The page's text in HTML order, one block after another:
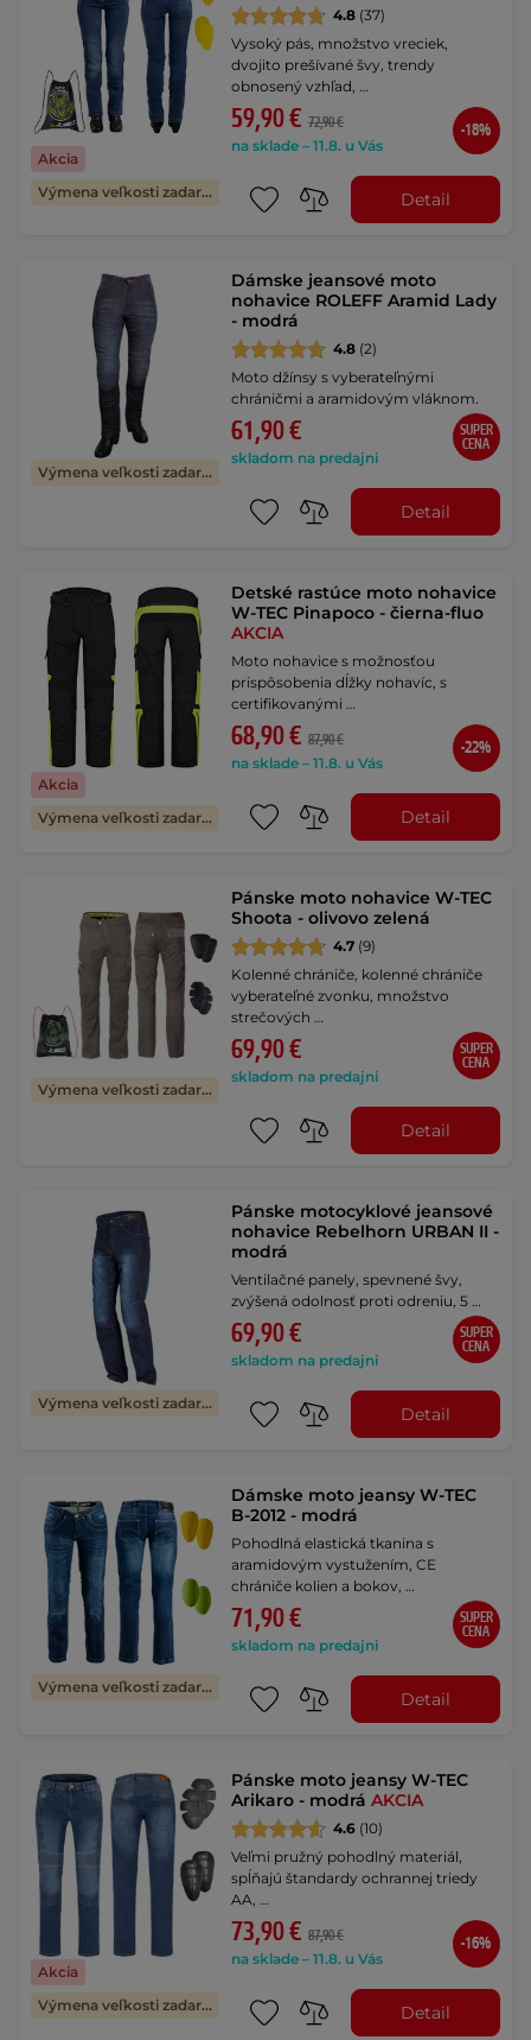
Akcia
Výmena veľkosti zadarmo
4.8 (37)
Vysoký pás, množstvo vreciek,
dvojito prešívané švy, trendy
obnosený vzhľad, …
59,90 € 72,90 €
na sklade – 11.8. u Vás
-18%
Detail
Výmena veľkosti zadarmo
Dámske jeansové moto
nohavice ROLEFF Aramid Lady
- modrá
4.8 (2)
Moto džínsy s vyberateľnými
chráničmi a aramidovým vláknom.
61,90 €
skladom na predajni
SUPER
CENA
Detail
Akcia
Výmena veľkosti zadarmo
Detské rastúce moto nohavice
W-TEC Pinapoco - čierna-fluo
AKCIA
Moto nohavice s možnosťou
prispôsobenia dĺžky nohavíc, s
certifikovanými …
68,90 € 87,90 €
na sklade – 11.8. u Vás
-22%
Detail
Výmena veľkosti zadarmo
Pánske moto nohavice W-TEC
Shoota - olivovo zelená
4.7 (9)
Kolenné chrániče, kolenné chrániče
vyberateľné zvonku, množstvo
strečových …
69,90 €
skladom na predajni
SUPER
CENA
Detail
Výmena veľkosti zadarmo
Pánske motocyklové jeansové
nohavice Rebelhorn URBAN II -
modrá
Ventilačné panely, spevnené švy,
zvýšená odolnosť proti odreniu, 5 …
69,90 €
skladom na predajni
SUPER
CENA
Detail
Výmena veľkosti zadarmo
Dámske moto jeansy W-TEC
B-2012 - modrá
Pohodlná elastická tkanina s
aramidovým vystužením, CE
chrániče kolien a bokov, …
71,90 €
skladom na predajni
SUPER
CENA
Detail
Akcia
Výmena veľkosti zadarmo
Pánske moto jeansy W-TEC
Arikaro - modráAKCIA
4.6 (10)
Veľmi pružný pohodlný materiál,
spĺňajú štandardy ochrannej triedy
AA, …
73,90 € 87,90 €
na sklade – 11.8. u Vás
-16%
Detail